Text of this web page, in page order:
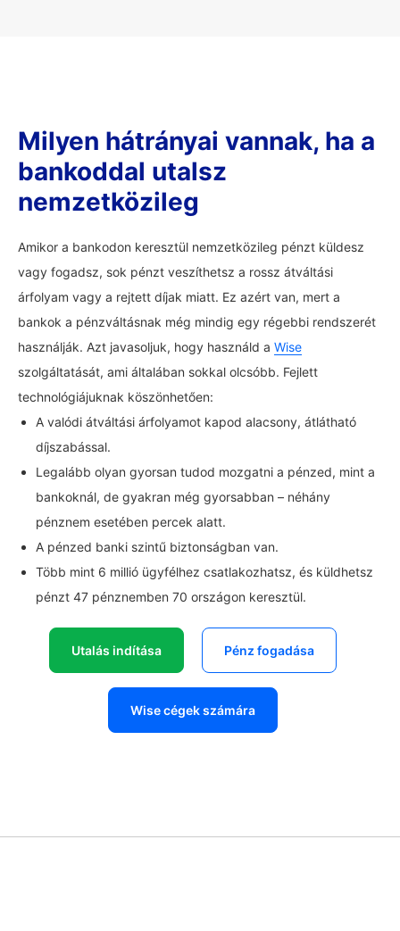
Milyen hátrányai vannak, ha a
bankoddal utalsz
nemzetközileg
Amikor a bankodon keresztül nemzetközileg pénzt küldesz
vagy fogadsz, sok pénzt veszíthetsz a rossz átváltási
árfolyam vagy a rejtett díjak miatt. Ez azért van, mert a
bankok a pénzváltásnak még mindig egy régebbi rendszerét
használják. Azt javasoljuk, hogy használd a Wise
szolgáltatását, ami általában sokkal olcsóbb. Fejlett
technológiájuknak köszönhetően:
A valódi átváltási árfolyamot kapod alacsony, átlátható
díjszabással.
Legalább olyan gyorsan tudod mozgatni a pénzed, mint a
bankoknál, de gyakran még gyorsabban – néhány
pénznem esetében percek alatt.
A pénzed banki szintű biztonságban van.
Több mint 6 millió ügyfélhez csatlakozhatsz, és küldhetsz
pénzt 47 pénznemben 70 országon keresztül.
Utalás indítása Pénz fogadása
Wise cégek számára